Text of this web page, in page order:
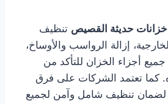
حديثة القصيص تنظيف
إزالة الرواسب والأوساخ،
أجزاء الخزان للتأكد من
كما تعتمد الشركات على فرق
لضمان تنظيف شامل وآمن لجميع